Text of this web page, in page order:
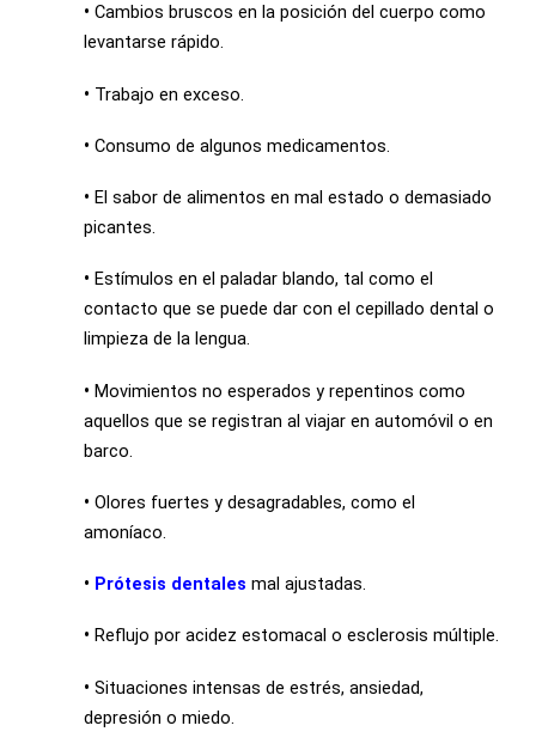
• Cambios bruscos en la posición del cuerpo como
levantarse rápido.
• Trabajo en exceso.
• Consumo de algunos medicamentos.
• El sabor de alimentos en mal estado o demasiado
picantes.
• Estímulos en el paladar blando, tal como el
contacto que se puede dar con el cepillado dental o
limpieza de la lengua.
• Movimientos no esperados y repentinos como
aquellos que se registran al viajar en automóvil o en
barco.
• Olores fuertes y desagradables, como el
amoníaco.
• Prótesis dentales mal ajustadas.
• Reflujo por acidez estomacal o esclerosis múltiple.
• Situaciones intensas de estrés, ansiedad,
depresión o miedo.